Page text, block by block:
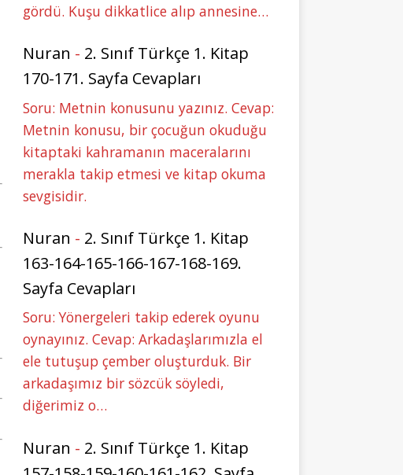
gördü. Kuşu dikkatlice alıp annesine…
Nuran - 2. Sınıf Türkçe 1. Kitap
170-171. Sayfa Cevapları
Soru: Metnin konusunu yazınız. Cevap:
Metnin konusu, bir çocuğun okuduğu
kitaptaki kahramanın maceralarını
merakla takip etmesi ve kitap okuma
sevgisidir.
Nuran - 2. Sınıf Türkçe 1. Kitap
163-164-165-166-167-168-169.
Sayfa Cevapları
Soru: Yönergeleri takip ederek oyunu
oynayınız. Cevap: Arkadaşlarımızla el
ele tutuşup çember oluşturduk. Bir
arkadaşımız bir sözcük söyledi,
diğerimiz o…
Nuran - 2. Sınıf Türkçe 1. Kitap